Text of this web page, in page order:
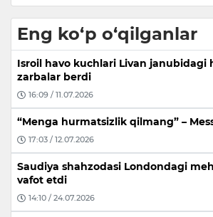
Eng ko‘p o‘qilganlar
Isroil havo kuchlari Livan janubidagi
zarbalar berdi
16:09 / 11.07.2026
“Menga hurmatsizlik qilmang” –
17:03 / 12.07.2026
Saudiya shahzodasi Londondagi
vafot etdi
14:10 / 24.07.2026